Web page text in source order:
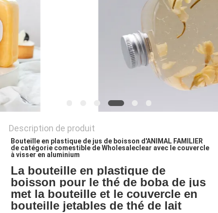
PRIVACY
POLICY
Description de produit
Bouteille en plastique de jus de boisson d'ANIMAL FAMILIER
de catégorie comestible de Wholesaleclear avec le couvercle
à visser en aluminium
La bouteille en plastique de
boisson pour le thé de boba de jus
met la bouteille et le couvercle en
bouteille jetables de thé de lait